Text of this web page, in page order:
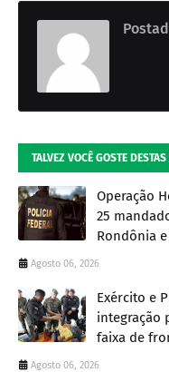
TALVEZ VOCÊ GOSTE
Operação
25
Rondônia e
Agosto 06, 2026
Exército e
integração
faixa de
Agosto 06, 2026